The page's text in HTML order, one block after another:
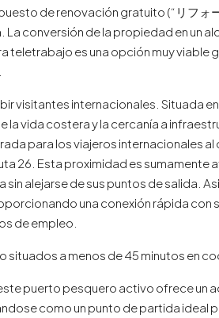
de renovación gratuito (“リフォ
conversión de la propiedad en un
es una opción muy viable
visitantes internacionales. Situada
la vida costera y la cercanía a
para los viajeros internacionales
26. Esta proximidad es sumamente
alejarse de sus puntos de salida.
una conexión rápida con
de empleo.
a menos de 45 minutos en
puerto pesquero activo ofrece un
como un punto de partida ideal